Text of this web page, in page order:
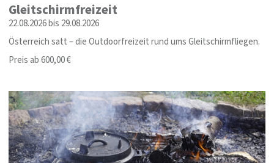
Gleitschirmfreizeit
22.08.2026 bis 29.08.2026
Österreich satt – die Outdoorfreizeit rund ums Gleitschirmfliegen.
Preis ab 600,00 €